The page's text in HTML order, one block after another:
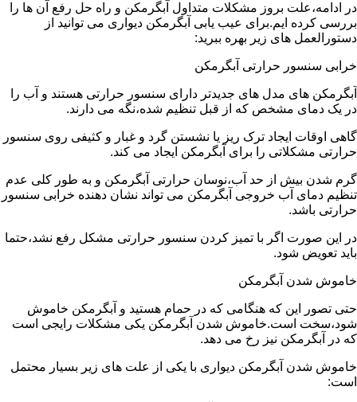
در ادامه،علت بروز مشکلات متداول آبگرمکن و راه حل رفع آن ها را
بررسی کرده ایم.برای عیب یابی آبگرمکن دیواری می توانید از
دستورالعمل های زیر بهره ببرید:
خرابی سنسور حرارتی آبگرمکن
آبگرمکن های مدل های جدیدتر دارای سنسور حرارتی هستند و آب را
در یک دمای مشخص که از قبل تنظیم شده،نگه می دارند.
گاهی اوقات ایجاد ترک ریز یا نشستن گرد و غبار و کثیفی روی سنسور
حرارتی مشکلاتی را برای آبگرمکن ایجاد می کند.
گرم شدن بیش از حد آب،نوسان حرارتی آبگرمکن و به طور کلی عدم
تنظیم دمای آب خروجی آبگرمکن می تواند نشان دهنده خرابی سنسور
حرارتی باشد.
در این صورت اگر با تمیز کردن سنسور حرارتی مشکل رفع نشد،حتما
باید تعویض شود.
خاموش شدن آبگرمکن
حتی تصور این که هنگامی که در حمام هستید و آبگرمکن خاموش
شود،سخت است.خاموش شدن آبگرمکن یکی مشکلات رایجی است
که در آبگرمکن نیز رخ می دهد.
خاموش شدن آبگرمکن دیواری با یکی از علت های زیر بسیار محتمل
است: